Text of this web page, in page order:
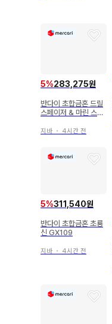
5%283,275원
반다이 초합금혼 드릴
스페이저 & 마린 스페
D.C. 대응 GX-76X2
지바 ・ 4시간 전
5%311,540원
반다이 초합금혼 초룡
신 GX109
지바 ・ 4시간 전